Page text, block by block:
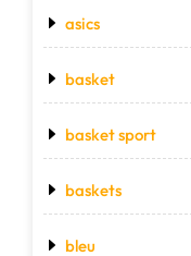
asics
basket
basket sport
baskets
bleu